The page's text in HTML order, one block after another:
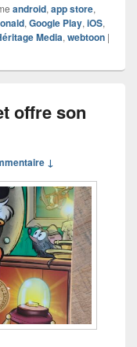
android, app store,
, Google Play, iOS,
Media, webtoon |
offre son
↓